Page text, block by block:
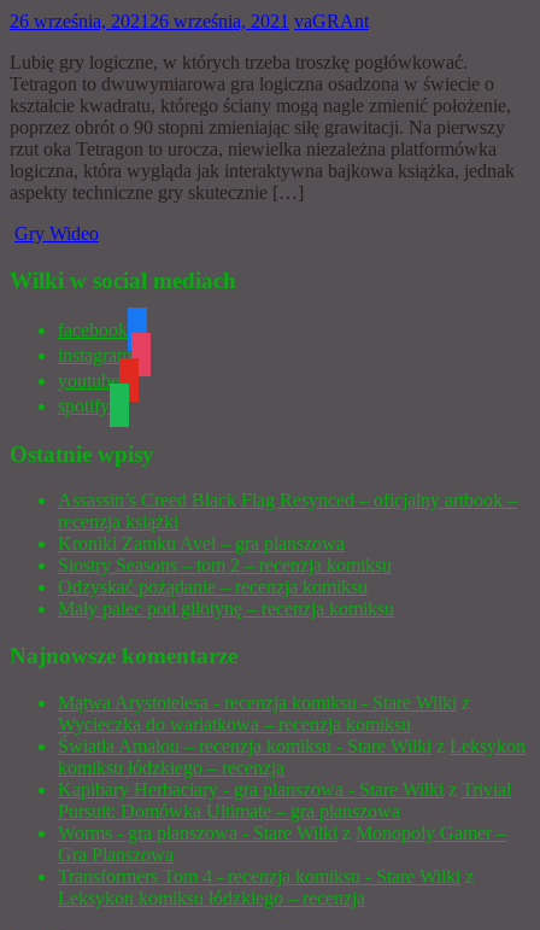
26 września, 2021 26 września, 2021 vaGRAnt
Lubię gry logiczne, w których trzeba troszkę pogłówkować.
Tetragon to dwuwymiarowa gra logiczna osadzona w świecie o
kształcie kwadratu, którego ściany mogą nagle zmienić położenie,
poprzez obrót o 90 stopni zmieniając siłę grawitacji. Na pierwszy
rzut oka Tetragon to urocza, niewielka niezależna platformówka
logiczna, która wygląda jak interaktywna bajkowa książka, jednak
aspekty techniczne gry skutecznie […]
Gry Wideo
Wilki w social mediach
facebook
instagram
youtube
spotify
Ostatnie wpisy
Assassin’s Creed Black Flag Resynced – oficjalny artbook –
recenzja książki
Kroniki Zamku Avel – gra planszowa
Siostry Seasons – tom 2 – recenzja komiksu
Odzyskać pożądanie – recenzja komiksu
Mały palec pod gilotynę – recenzja komiksu
Najnowsze komentarze
Mątwa Arystotelesa - recenzja komiksu - Stare Wilki z
Wycieczka do wariatkowa – recenzja komiksu
Światła Amalou – recenzja komiksu - Stare Wilki z Leksykon
komiksu łódzkiego – recenzja
Kapibary Herbaciary - gra planszowa - Stare Wilki z Trivial
Pursuit: Domówka Ultimate – gra planszowa
Worms - gra planszowa - Stare Wilki z Monopoly Gamer –
Gra Planszowa
Transformers Tom 4 - recenzja komiksu - Stare Wilki z
Leksykon komiksu łódzkiego – recenzja